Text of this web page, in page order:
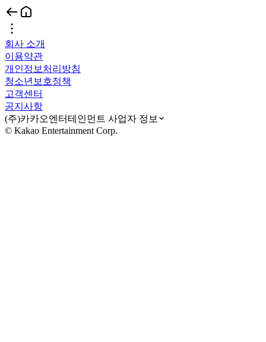
회사 소개
이용약관
개인정보처리방침
청소년보호정책
고객센터
공지사항
(주)카카오엔터테인먼트 사업자 정보
© Kakao Entertainment Corp.